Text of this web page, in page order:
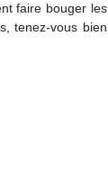
faire bouger les
tenez-vous bien